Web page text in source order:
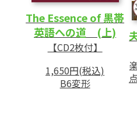
ティブな英語力」へ
自分の「逃げ」を直
帯英語シリーズ」
英米ビジネス・エ
ベルの英語教材
「もう十分」と思
The Essence of 黒帯
英語への道 (上)
【CD2枚付】
1,650円(税込)
B6変形